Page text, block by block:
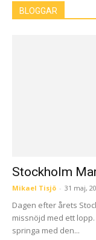
BLOGGAR
Stockholm
Mikael Tisjö - 31 maj,
Dagen efter årets
missnöjd med ett
springa med den...